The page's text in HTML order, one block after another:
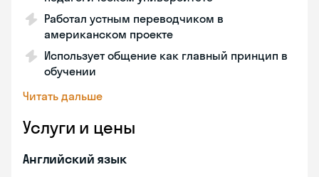
Работал устным переводчиком в
американском проекте
Использует общение как главный принцип в
обучении
Читать дальше
Услуги и цены
Английский язык